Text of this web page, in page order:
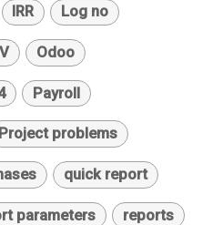
IRR Log no
Odoo
Payroll
Project problems
quick report
parameters reports